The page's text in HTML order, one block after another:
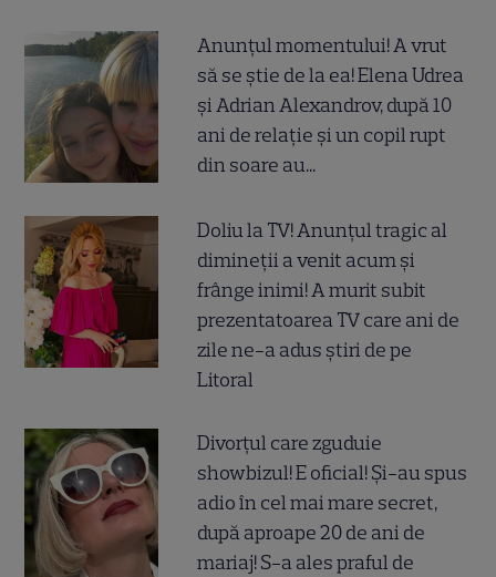
Anunțul momentului! A vrut
să se știe de la ea! Elena Udrea
și Adrian Alexandrov, după 10
ani de relație și un copil rupt
din soare au...
Doliu la TV! Anunțul tragic al
dimineții a venit acum și
frânge inimi! A murit subit
prezentatoarea TV care ani de
zile ne-a adus știri de pe
Litoral
Divorțul care zguduie
showbizul! E oficial! Și-au spus
adio în cel mai mare secret,
după aproape 20 de ani de
mariaj! S-a ales praful de